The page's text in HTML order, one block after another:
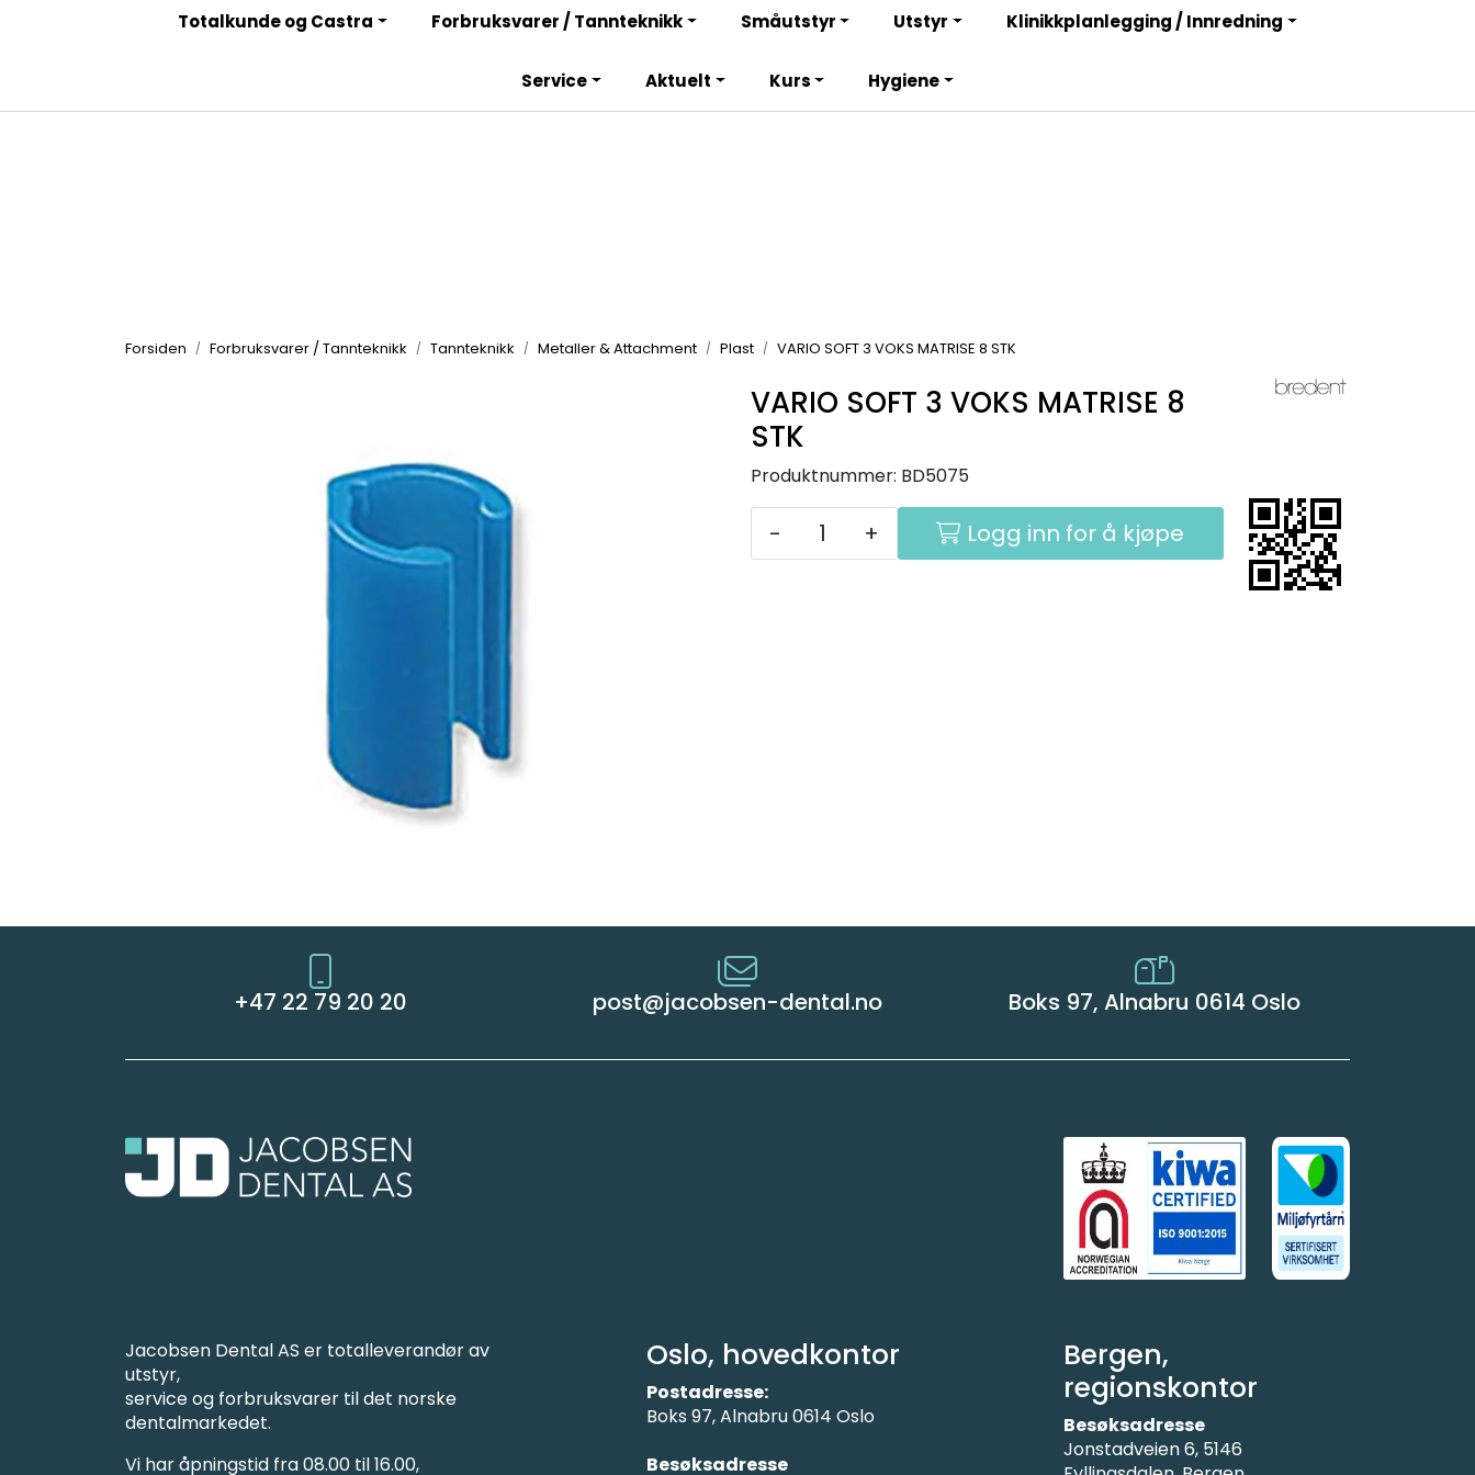
Bli totalkunde og få en rekke fordeler. Les mer!
Totalkunde og Castra Forbruksvarer / Tannteknikk Småutstyr Utstyr Klinikkplanlegging / Innredning
Service Aktuelt Kurs Hygiene
Forsiden Forbruksvarer / Tannteknikk Tannteknikk Metaller & Attachment Plast VARIO SOFT 3 VOKS MATRISE 8 STK
VARIO SOFT 3 VOKS MATRISE 8
STK
Produktnummer: BD5075
- + Logg inn for å kjøpe
+47 22 79 20 20 post@jacobsen-dental.no Boks 97, Alnabru 0614 Oslo
Jacobsen Dental AS er totalleverandør av
utstyr,
service og forbruksvarer til det norske
dentalmarkedet.
Vi har åpningstid fra 08.00 til 16.00,
Bergen,
regionskontor
Besøksadresse
Jonstadveien 6, 5146
Oslo, hovedkontor
Postadresse:
Boks 97, Alnabru 0614 Oslo
Besøksadresse